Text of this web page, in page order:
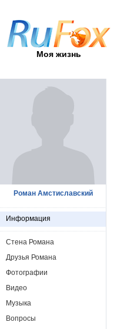
Моя жизнь
Роман Амстиславский
Информация
Стена Романа
Друзья Романа
Фотографии
Видео
Музыка
Вопросы